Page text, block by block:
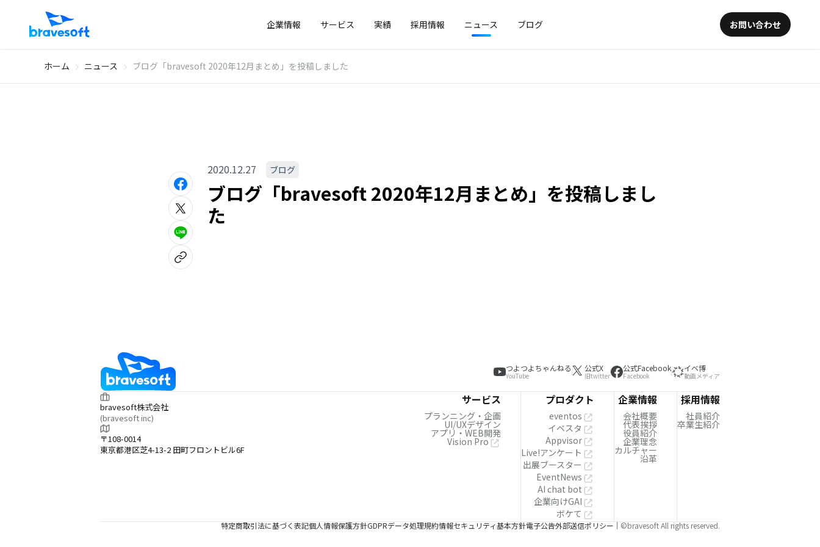
企業情報 サービス 実績 採用情報 ニュース ブログ お問い合わせ
ホーム ニュース ブログ「bravesoft 2020年12月まとめ」を投稿しました
2020.12.27 ブログ
ブログ「bravesoft 2020年12月まとめ」を投稿しまし
た
つよつよちゃんねる
YouTube
公式X
旧twitter
公式Facebook
Facebook
イベ博
動画メディア
bravesoft株式会社
(bravesoft inc)
〒108-0014
東京都港区芝4-13-2 田町フロントビル6F
サービス
プランニング・企画
UI/UXデザイン
アプリ・WEB開発
Vision Pro
プロダクト
eventos
イベスタ
Appvisor
Live!アンケート
出展ブースター
EventNews
AI chat bot
企業向けGAI
ボケて
企業情報
会社概要
代表挨拶
役員紹介
企業理念
カルチャー
沿革
採用情報
社員紹介
卒業生紹介
特定商取引法に基づく表記個人情報保護方針GDPRデータ処理規約情報セキュリティ基本方針電子公告外部送信ポリシー ©bravesoft All rights reserved.